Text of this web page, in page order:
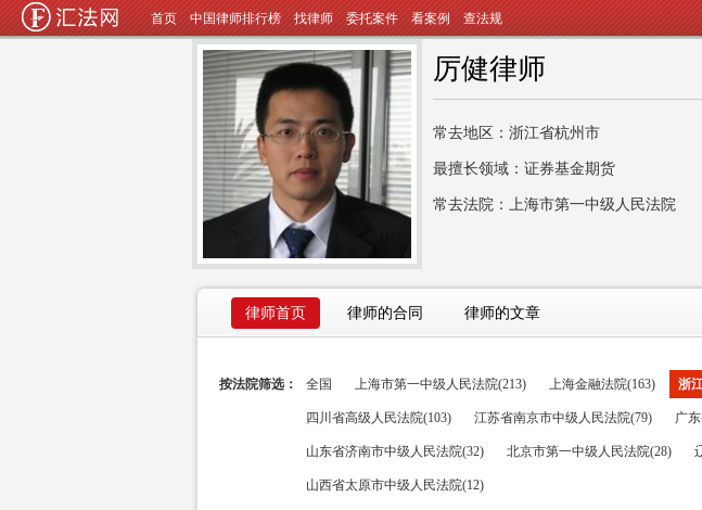
首页 中国律师排行榜 找律师 委托案件 看案例 查法规
厉健律师
常去地区：浙江省杭州市
最擅长领域：证券基金期货
常去法院：上海市第一中级人民法院
律师首页 律师的合同 律师的文章
按法院筛选： 全国 上海市第一中级人民法院(213) 上海金融法院(163) 浙
四川省高级人民法院(103) 江苏省南京市中级人民法院(79) 广
山东省济南市中级人民法院(32) 北京市第一中级人民法院(28)
山西省太原市中级人民法院(12)